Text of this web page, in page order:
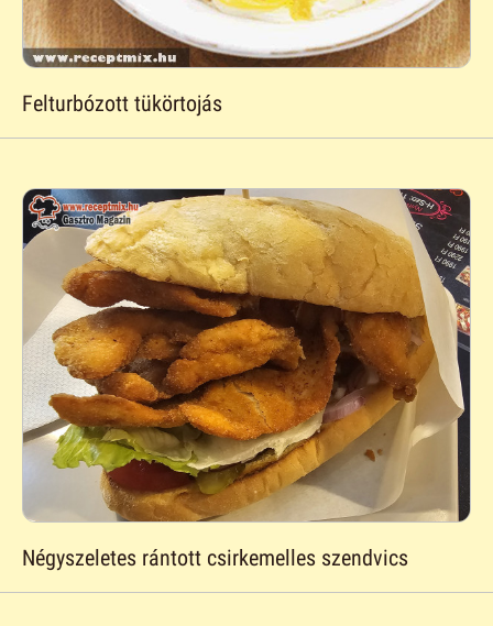
Felturbózott tükörtojás
Négyszeletes rántott csirkemelles szendvics